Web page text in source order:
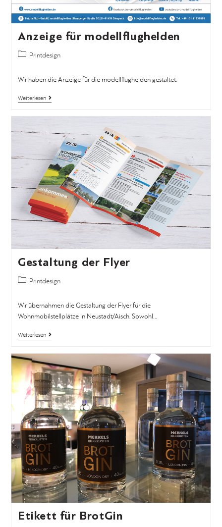
Anzeige für modellflughelden
Printdesign
Wir haben die Anzeige für die modellflughelden gestaltet.
Weiterlesen
Gestaltung der Flyer
Printdesign
Wir übernahmen die Gestaltung der Flyer für die
Wohnmobilstellplätze in Neustadt/Aisch. Sowohl…
Weiterlesen
Etikett für BrotGin